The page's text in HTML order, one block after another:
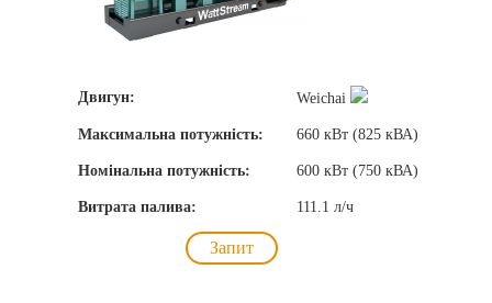
Двигун: Weichai
Максимальна потужність: 660 кВт (825 кВА)
Номінальна потужність: 600 кВт (750 кВА)
Витрата палива: 111.1 л/ч
Запит